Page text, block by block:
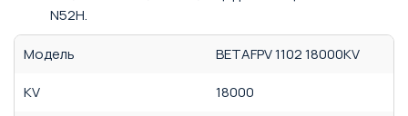
N52H.
Модель
BETAFPV 1102 18000KV
KV
18000